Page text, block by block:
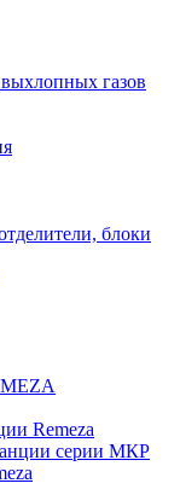
выхлопных газов
блоки
Remeza
серии МКР